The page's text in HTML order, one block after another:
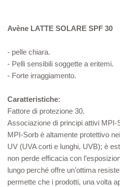
Avène LATTE SOLARE SPF 30
- pelle chiara.
- Pelli sensibili soggette a eritemi.
- Forte irraggiamento.
Caratteristiche:
Fattore di protezione 30.
Associazione di principi attivi
MPI-Sorb è altamente protettivo
UV (UVA corti e lunghi, UVB); è
non perde efficacia con
lungo perché offre un’ottima
permette che i prodotti, una volta